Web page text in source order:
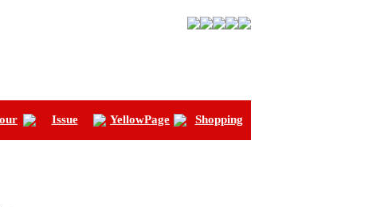
Issue YellowPage Shopping